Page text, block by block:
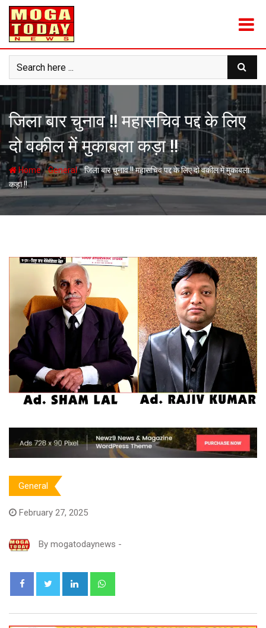
Skip
content
जिला बार चुनाव !! महासचिव पद्द के लिए
दो वकील में मुकाबला कड़ा !!
Home-General-जिला बार चुनाव !! महासचिव पद्द के लिए दो वकील में मुकाबला
कड़ा !!
General
February 27, 2025
By mogatodaynews -
LinkedIn